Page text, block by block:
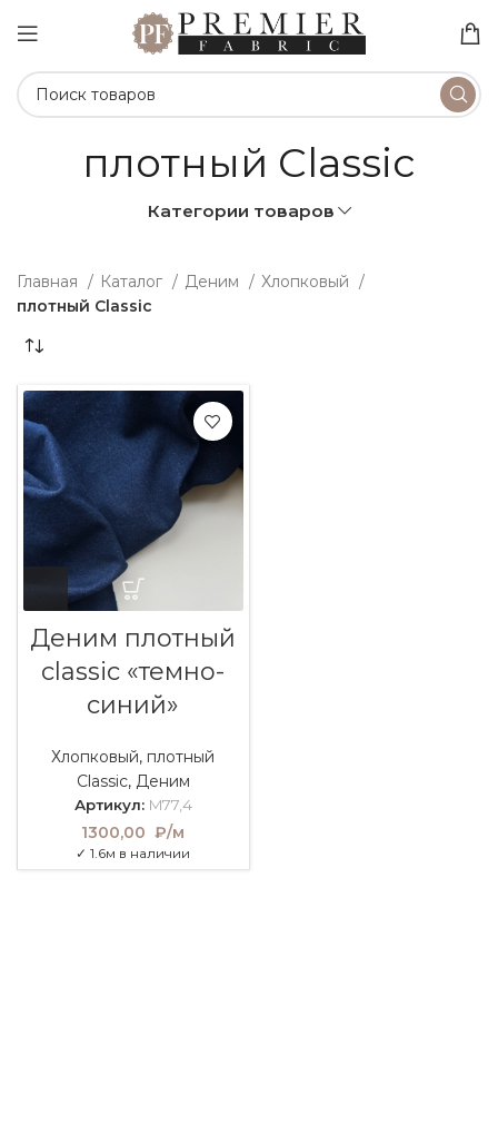
плотный Classic
Категории товаров
Главная Каталог Деним
Хлопковый
плотный Classic
Деним плотный
classic «темно-
синий»
Хлопковый, плотный
Classic, Деним
Артикул: M77,4
1300,00 ₽/м
✓ 1.6м в наличии